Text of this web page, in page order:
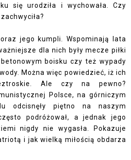
się urodziła i wychowała. Czy
jego kumpli. Wspominają lata
dla nich były mecze piłki
boisku czy też wypady
Można więc powiedzieć, iż ich
Ale czy na pewno?
Polsce, na górniczym
odcisnęły piętno na naszym
podróżował, a jednak jego
nigdy nie wygasła. Pokazuje
i jak wielką miłością obdarza